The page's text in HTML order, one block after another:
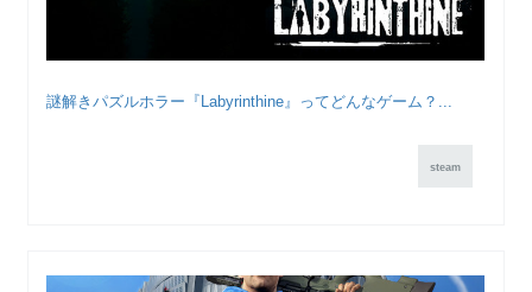
謎解きパズルホラー『Labyrinthine』ってどんなゲーム？...
steam